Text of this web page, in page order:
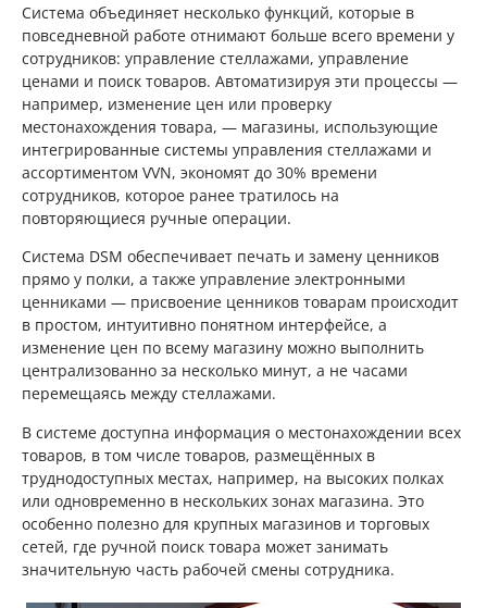
Система объединяет несколько функций, которые в
повседневной работе отнимают больше всего времени у
сотрудников: управление стеллажами, управление
ценами и поиск товаров. Автоматизируя эти процессы —
например, изменение цен или проверку
местонахождения товара, — магазины, использующие
интегрированные системы управления стеллажами и
ассортиментом VVN, экономят до 30% времени
сотрудников, которое ранее тратилось на
повторяющиеся ручные операции.
Система DSM обеспечивает печать и замену ценников
прямо у полки, а также управление электронными
ценниками — присвоение ценников товарам происходит
в простом, интуитивно понятном интерфейсе, а
изменение цен по всему магазину можно выполнить
централизованно за несколько минут, а не часами
перемещаясь между стеллажами.
В системе доступна информация о местонахождении всех
товаров, в том числе товаров, размещённых в
труднодоступных местах, например, на высоких полках
или одновременно в нескольких зонах магазина. Это
особенно полезно для крупных магазинов и торговых
сетей, где ручной поиск товара может занимать
значительную часть рабочей смены сотрудника.